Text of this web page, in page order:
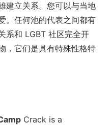
建立关系。您可以与当地
。任何池的代表之间都有
系和 LGBT 社区完全开
，它们是具有特殊性格特
Crack is a